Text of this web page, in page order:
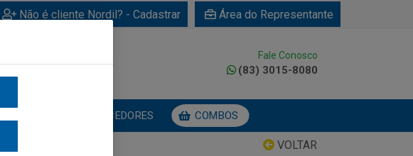
Não é cliente Nordil? - Cadastrar Área do Representante
Fale Conosco
(83) 3015-8080
FORNECEDORES COMBOS
VOLTAR